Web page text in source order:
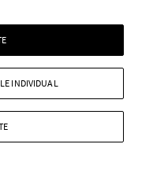
practice
nr. 821/25.09.2025.
minorilor.
INDIVIDUAL